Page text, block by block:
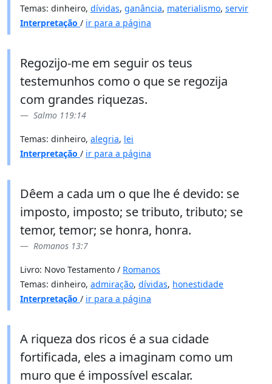
Temas: dinheiro, dívidas, ganância, materialismo, servir
Interpretação / ir para a página
Regozijo-me em seguir os teus
testemunhos como o que se regozija
com grandes riquezas.
Salmo 119:14
Temas: dinheiro, alegria, lei
Interpretação / ir para a página
Dêem a cada um o que lhe é devido: se
imposto, imposto; se tributo, tributo; se
temor, temor; se honra, honra.
Romanos 13:7
Livro: Novo Testamento / Romanos
Temas: dinheiro, admiração, dívidas, honestidade
Interpretação / ir para a página
A riqueza dos ricos é a sua cidade
fortificada, eles a imaginam como um
muro que é impossível escalar.